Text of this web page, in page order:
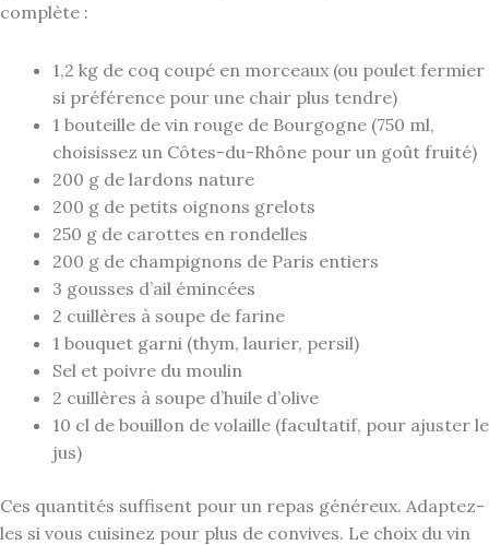
complète :
1,2 kg de coq coupé en morceaux (ou poulet fermier
si préférence pour une chair plus tendre)
1 bouteille de vin rouge de Bourgogne (750 ml,
choisissez un Côtes-du-Rhône pour un goût fruité)
200 g de lardons nature
200 g de petits oignons grelots
250 g de carottes en rondelles
200 g de champignons de Paris entiers
3 gousses d’ail émincées
2 cuillères à soupe de farine
1 bouquet garni (thym, laurier, persil)
Sel et poivre du moulin
2 cuillères à soupe d’huile d’olive
10 cl de bouillon de volaille (facultatif, pour ajuster le
jus)
Ces quantités suffisent pour un repas généreux. Adaptez-
les si vous cuisinez pour plus de convives. Le choix du vin